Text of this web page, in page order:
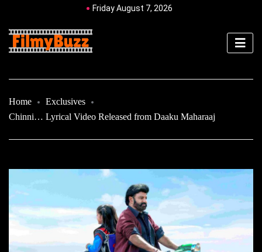
Friday August 7, 2026
Home
Exclusives
Chinni… Lyrical Video Released from Daaku Maharaaj